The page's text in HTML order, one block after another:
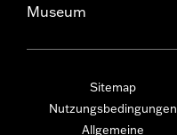
Museum
Sitemap
Nutzungsbedingungen
Allgemeine